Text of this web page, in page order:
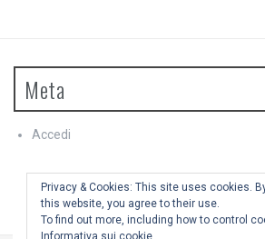
Meta
Accedi
Feed dei commenti
WordPress.org
Privacy & Cookies: This site uses cookies.
this website, you agree to their use.
To find out more, including how to control
Informativa sui cookie